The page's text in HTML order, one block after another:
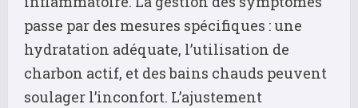
passe par des mesures spécifiques : une
hydratation adéquate, l’utilisation de
charbon actif, et des bains chauds peuvent
soulager l’inconfort. L’ajustement